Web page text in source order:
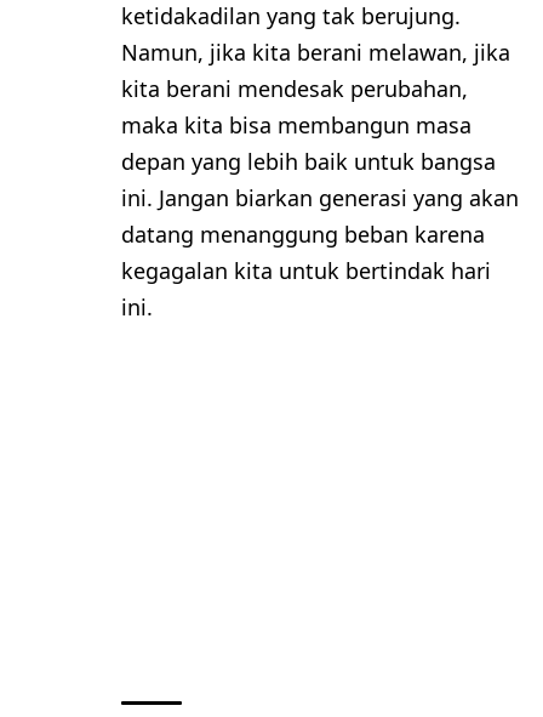
ketidakadilan yang tak berujung.
Namun, jika kita berani melawan, jika
kita berani mendesak perubahan,
maka kita bisa membangun masa
depan yang lebih baik untuk bangsa
ini. Jangan biarkan generasi yang akan
datang menanggung beban karena
kegagalan kita untuk bertindak hari
ini.